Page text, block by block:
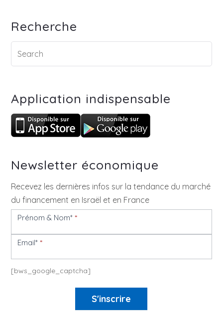
Recherche
Application indispensable
Newsletter économique
Recevez les dernières infos sur la tendance du marché
du financement en Israël et en France
Newsletter
Prénom & Nom**
Email**
[bws_google_captcha]
S'inscrire